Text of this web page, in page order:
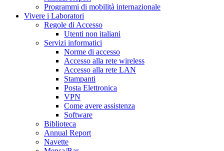
Programmi di mobilità internazionale
Vivere i Laboratori
Regole di Accesso
Utenti non italiani
Servizi informatici
Norme di accesso
Accesso alla rete wireless
Accesso alla rete LAN
Stampanti
Posta Elettronica
VPN
Come avere assistenza
Software
Biblioteca
Annual Report
Navette